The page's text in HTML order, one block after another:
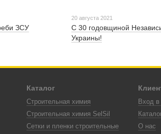
ЗСУ
20 августа 2021
С 30 годовщиной
Украины!
Каталог
Строительная химия
Строительная химия SelSil
Сетки и пленки строительные
Вход в
О нас